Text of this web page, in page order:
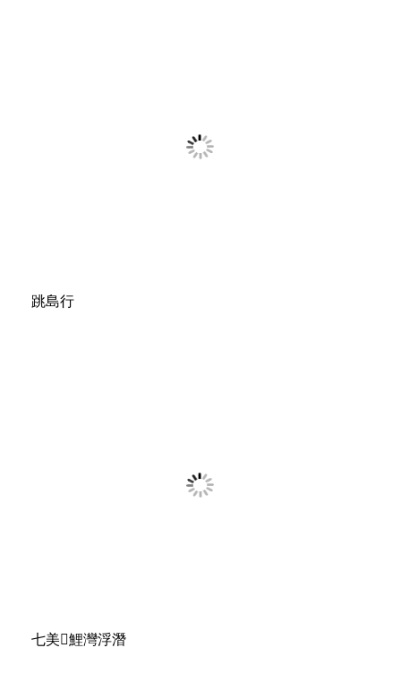
跳島行
七美𩵺鯉灣浮潛